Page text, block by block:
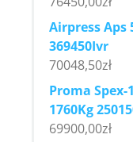
Airpress Aps
369450Ivr
70048,50zł
Proma Spex-
1760Kg
69900,00zł